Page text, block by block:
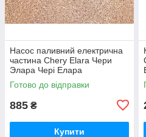
Насос паливний електрична
частина Chery Elara Чери
Элара Чері Елара
Готово до відправки
885 ₴
Купити